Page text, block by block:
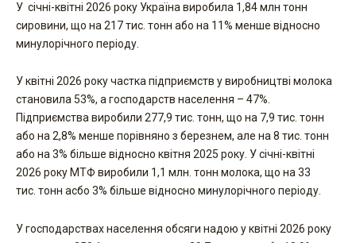
У січні-квітні 2026 року Україна виробила 1,84 млн тонн
сировини, що на 217 тис. тонн або на 11% менше відносно
минулорічного періоду.
У квітні 2026 року частка підприємств у виробництві молока
становила 53%, а господарств населення – 47%.
Підприємства виробили 277,9 тис. тонн, що на 7,9 тис. тонн
або на 2,8% менше порівняно з березнем, але на 8 тис. тонн
або на 3% більше відносно квітня 2025 року. У січні-квітні
2026 року МТФ виробили 1,1 млн. тонн молока, що на 33
тис. тонн асбо 3% більше відносно минулорічного періоду.
У господарствах населення обсяги надою у квітні 2026 року